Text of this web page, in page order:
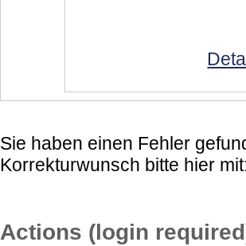
Sie haben einen Fehler
Korrekturwunsch bitte hier
Actions (login